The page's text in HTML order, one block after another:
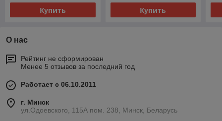
Купить Купить
О нас
Рейтинг не сформирован
Менее 5 отзывов за последний год
Работает с 06.10.2011
г. Минск
ул.Одоевского, 115А пом. 238, Минск, Беларусь